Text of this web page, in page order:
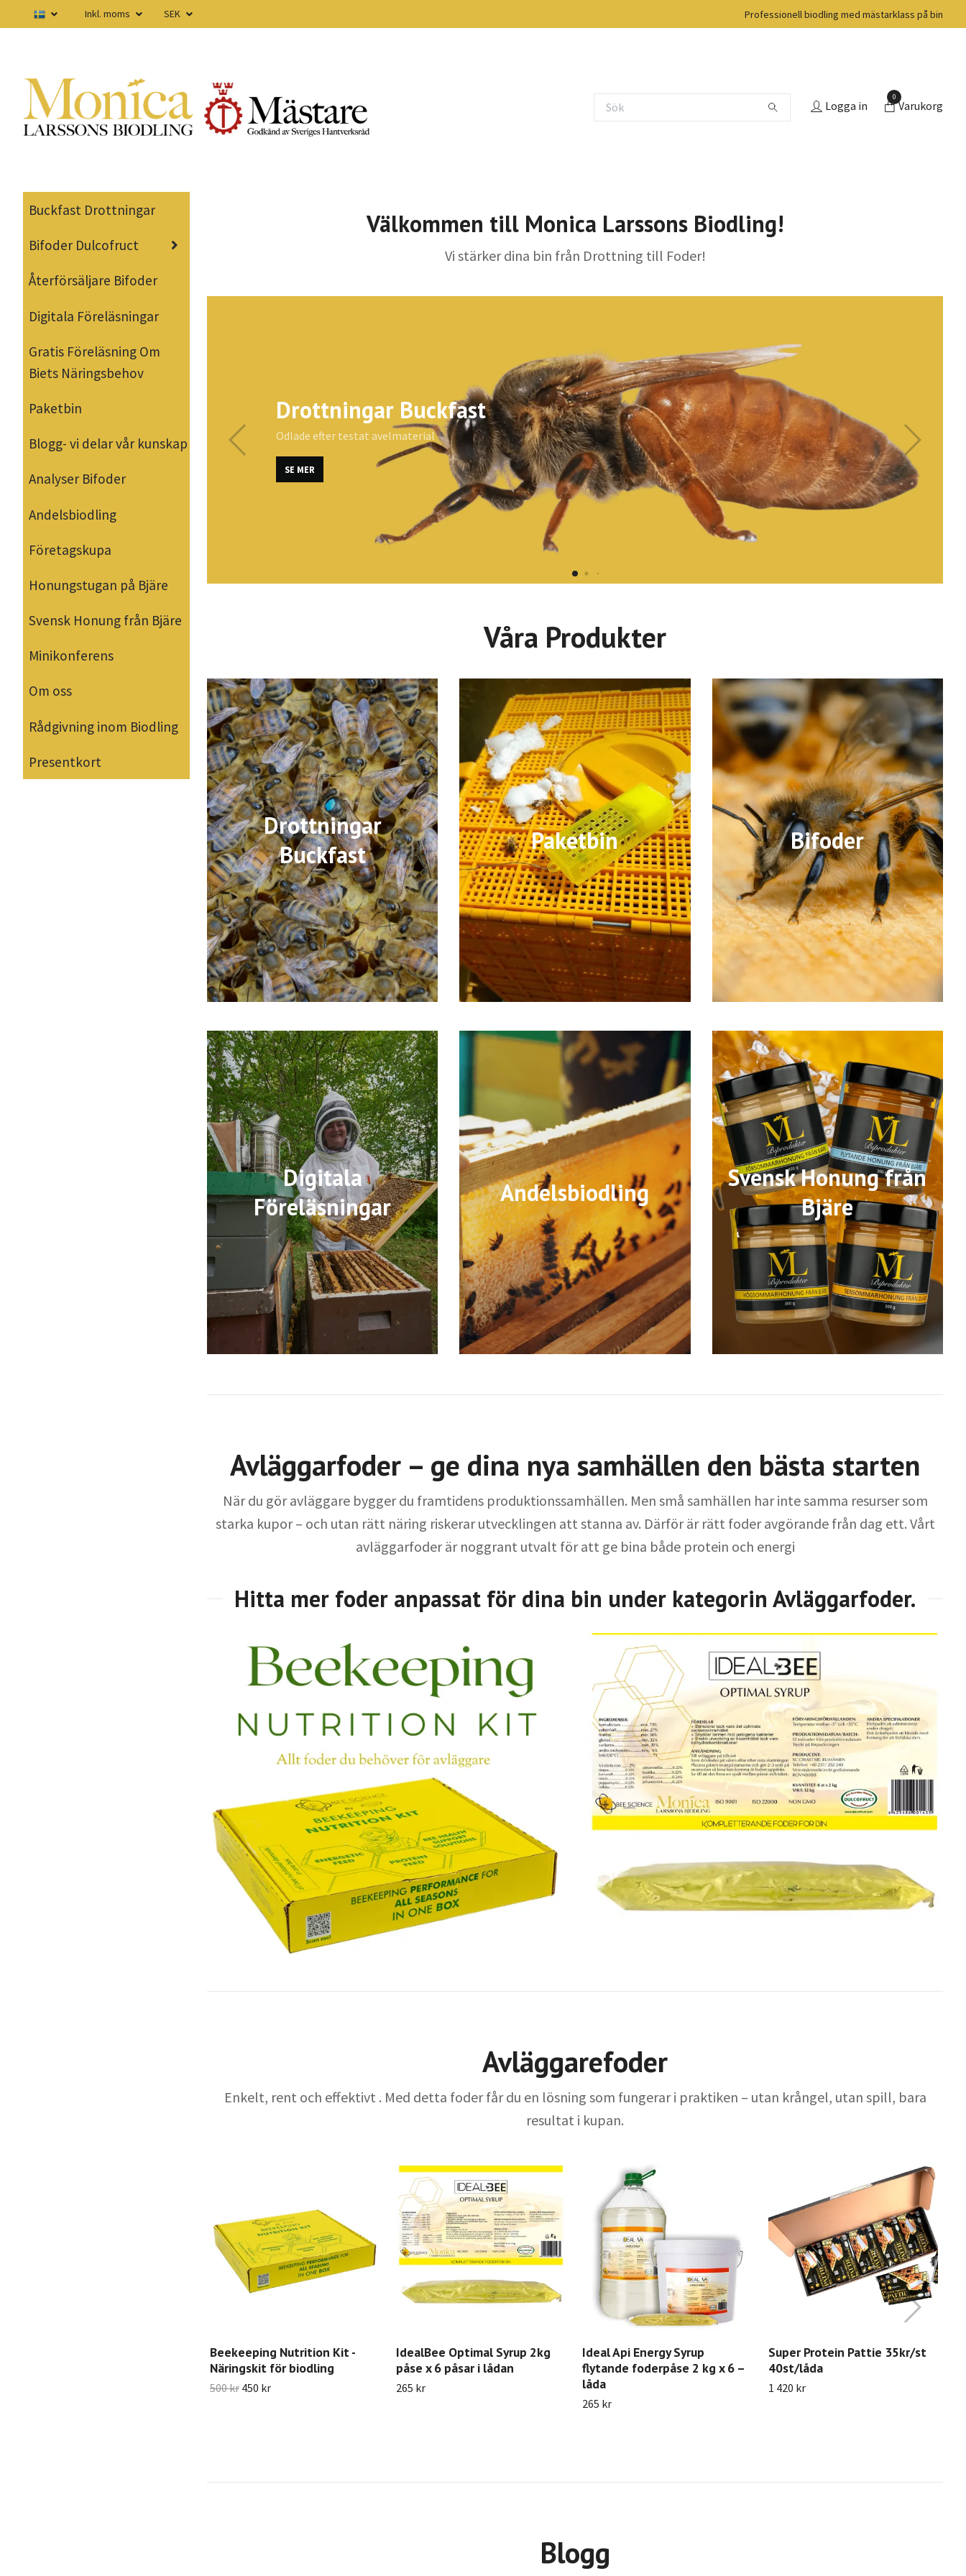
Inkl. moms SEK Professionell biodling med mästarklass på bin
Logga in
0
Varukorg
Buckfast Drottningar
Bifoder Dulcofruct
Återförsäljare Bifoder
Digitala Föreläsningar
Gratis Föreläsning Om
Biets Näringsbehov
Paketbin
Blogg- vi delar vår kunskap
Analyser Bifoder
Andelsbiodling
Företagskupa
Honungstugan på Bjäre
Svensk Honung från Bjäre
Minikonferens
Om oss
Rådgivning inom Biodling
Presentkort
Välkommen till Monica Larssons Biodling!
Vi stärker dina bin från Drottning till Foder!
Bifoder från Bee Science Nutrion by
Dulcofruct
Foder utvecklat utifrån binas biologiska behov – med forskning som grund.
SE MER
Våra Produkter
Drottningar
Buckfast
Paketbin Bifoder
Digitala
Föreläsningar
Andelsbiodling
Svensk Honung från
Bjäre
Avläggarfoder – ge dina nya samhällen den bästa starten
När du gör avläggare bygger du framtidens produktionssamhällen. Men små samhällen har inte samma resurser som
starka kupor – och utan rätt näring riskerar utvecklingen att stanna av. Därför är rätt foder avgörande från dag ett. Vårt
avläggarfoder är noggrant utvalt för att ge bina både protein och energi
Avläggarefoder
Enkelt, rent och effektivt . Med detta foder får du en lösning som fungerar i praktiken – utan krångel, utan spill, bara
resultat i kupan.
Beekeeping Nutrition Kit -
Näringskit för biodling
500 kr 450 kr
IdealBee Optimal Syrup 2kg
påse x 6 påsar i lådan
265 kr
Ideal Api Energy Syrup
flytande foderpåse 2 kg x 6 –
låda
265 kr
Super Protein Pattie 35kr/st
40st/låda
1 420 kr
Blogg